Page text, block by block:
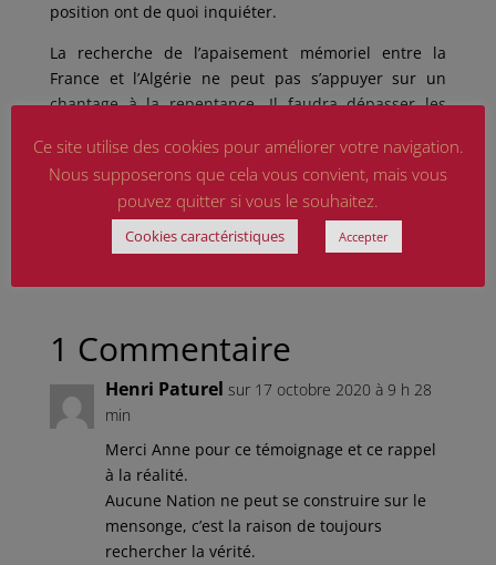
position ont de quoi inquiéter.
La recherche de l’apaisement mémoriel entre la
France et l’Algérie ne peut pas s’appuyer sur un
chantage à la repentance. Il faudra dépasser les
Anne CHALONS
Officier de la Légion d’Honneur
Présidente Nationale
1 Commentaire
Henri Paturel sur 17 octobre 2020 à 9 h 28
min
Merci Anne pour ce témoignage et ce rappel
à la réalité.
Aucune Nation ne peut se construire sur le
mensonge, c’est la raison de toujours
rechercher la vérité.
Ce site utilise des cookies pour améliorer votre navigation.
Nous supposerons que cela vous convient, mais vous
pouvez quitter si vous le souhaitez.
Cookies caractéristiques Accepter